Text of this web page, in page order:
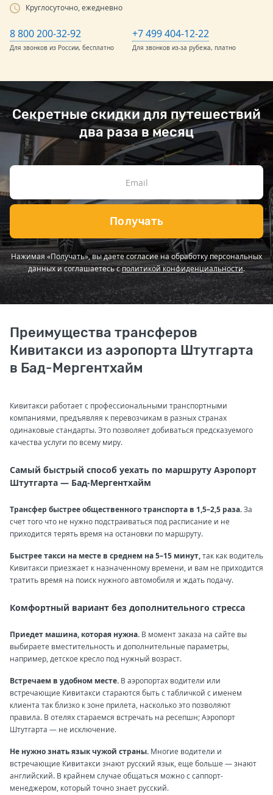
Круглосуточно, ежедневно
8 800 200-32-92
Для звонков из России, бесплатно
+7 499 404-12-22
Для звонков из-за рубежа, платно
Секретные скидки для путешествий
два раза в месяц
Получать
Нажимая «Получать», вы даете согласие на обработку персональных
данных и соглашаетесь сполитикой конфиденциальности.
Преимущества трансферов
Кивитакси из аэропорта Штутгарта
в Бад-Мергентхайм
Кивитакси работает с профессиональными транспортными
компаниями, предъявляя к перевозчикам в разных странах
одинаковые стандарты. Это позволяет добиваться предсказуемого
качества услуги по всему миру.
Самый быстрый способ уехать по маршруту Аэропорт
Штутгарта — Бад-Мергентхайм
Трансфер быстрее общественного транспорта в 1,5–2,5 раза.За
счет того что не нужно подстраиваться под расписание и не
приходится терять время на остановки по маршруту.
Быстрее такси на месте в среднем на 5–15 минут,так как водитель
Кивитакси приезжает к назначенному времени, и вам не приходится
тратить время на поиск нужного автомобиля и ждать подачу.
Комфортный вариант без дополнительного стресса
Приедет машина, которая нужна. В момент заказа на сайте вы
выбираете вместительность и дополнительные параметры,
например, детское кресло под нужный возраст.
Встречаем в удобном месте. В аэропортах водители или
встречающие Кивитакси стараются быть с табличкой с именем
клиента так близко к зоне прилета, насколько это позволяют
правила. В отелях стараемся встречать на ресепшн; Аэропорт
Штутгарта — не исключение.
Не нужно знать язык чужой страны. Многие водители и
встречающие Кивитакси знают русский язык, еще больше — знают
английский. В крайнем случае общаться можно с саппорт-
менеджером, который точно знает русский.